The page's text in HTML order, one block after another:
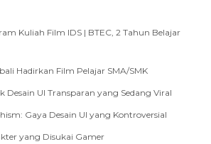
Kuliah Film IDS | BTEC, 2 Tahun Belajar
Hadirkan Film Pelajar SMA/SMK
Desain UI Transparan yang Sedang Viral
Gaya Desain UI yang Kontroversial
yang Disukai Gamer